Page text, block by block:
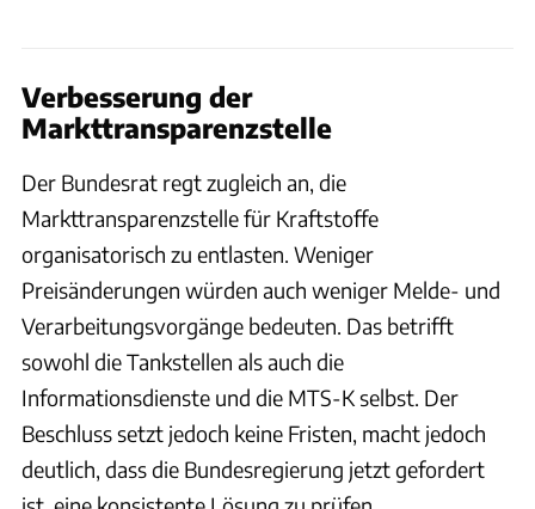
Verbesserung der
Markttransparenzstelle
Der Bundesrat regt zugleich an, die
Markttransparenzstelle für Kraftstoffe
organisatorisch zu entlasten. Weniger
Preisänderungen würden auch weniger Melde- und
Verarbeitungsvorgänge bedeuten. Das betrifft
sowohl die Tankstellen als auch die
Informationsdienste und die MTS-K selbst. Der
Beschluss setzt jedoch keine Fristen, macht jedoch
deutlich, dass die Bundesregierung jetzt gefordert